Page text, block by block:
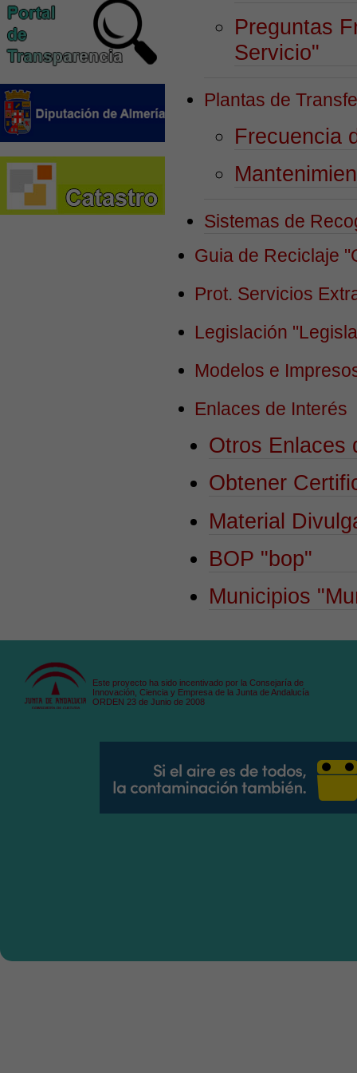
Preguntas
Servicio"
Plantas de
Frecuencia
Sistemas de
Guia de Reciclaje
Prot. Servicios
Legislación
Modelos e
Enlaces de Interés
Otros
Obtener
Material
BOP "bop"
Municipios
Este proyecto ha sido incentivado por la Consejaría de
Innovación, Ciencia y Empresa de la Junta de Andalucía
ORDEN 23 de Junio de 2008